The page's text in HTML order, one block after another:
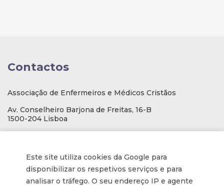
Este site utiliza cookies da Google para
disponibilizar os respetivos serviços e para
analisar o tráfego. O seu endereço IP e agente
Contactos
Associação de Enfermeiros e Médicos Cristãos
Av. Conselheiro Barjona de Freitas, 16-B
1500-204 Lisboa
Telef. (escritório): 21 771 0530
(Chamada para a rede fixa nacional)
592006107